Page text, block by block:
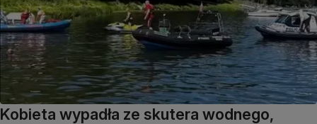
Kobieta wypadła ze skutera wodnego,